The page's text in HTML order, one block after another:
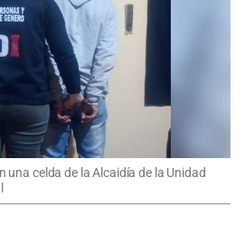
una celda de la Alcaidía de la Unidad